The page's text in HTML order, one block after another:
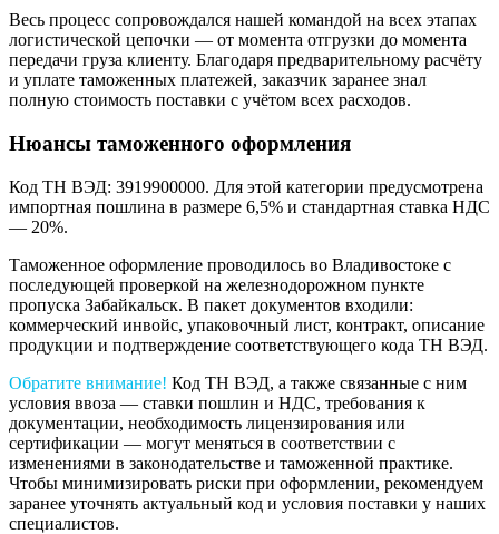
Весь процесс сопровождался нашей командой на всех этапах
логистической цепочки — от момента отгрузки до момента
передачи груза клиенту. Благодаря предварительному расчёту
и уплате таможенных платежей, заказчик заранее знал
полную стоимость поставки с учётом всех расходов.
Нюансы таможенного оформления
Код ТН ВЭД: 3919900000. Для этой категории предусмотрена
импортная пошлина в размере 6,5% и стандартная ставка НДС
— 20%.
Таможенное оформление проводилось во Владивостоке с
последующей проверкой на железнодорожном пункте
пропуска Забайкальск. В пакет документов входили:
коммерческий инвойс, упаковочный лист, контракт, описание
продукции и подтверждение соответствующего кода ТН ВЭД.
Обратите внимание! Код ТН ВЭД, а также связанные с ним
условия ввоза — ставки пошлин и НДС, требования к
документации, необходимость лицензирования или
сертификации — могут меняться в соответствии с
изменениями в законодательстве и таможенной практике.
Чтобы минимизировать риски при оформлении, рекомендуем
заранее уточнять актуальный код и условия поставки у наших
специалистов.